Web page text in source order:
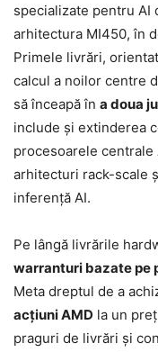
specializate pentru AI
arhitectura MI450, în
Primele livrări,
calcul a noilor centre
să înceapă în a doua
include și extinderea
procesoarele centrale
arhitecturi rack-scale
inferență AI.
Pe lângă livrările
warranturi bazate pe
Meta dreptul de a
acțiuni AMD la un
praguri de livrări și